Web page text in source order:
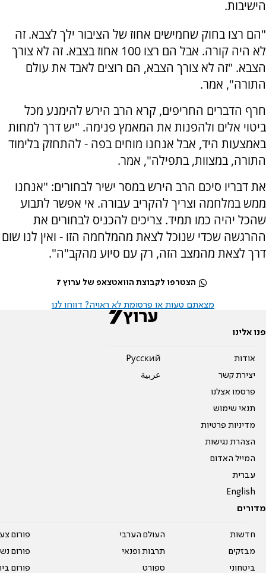
הישיבות.
"הם רצו בחוק שחמישים אחוז של הציבור ילך לצבא. זה
לא היה קורה. אבל הם רצו 100 אחוז בצבא. זה לא צורך
הצבא. "זה לא צורך הצבא, הם רוצים לאבד את עולם
התורה", אמר.
חרף הדברים החריפים, קרא הרב הירש להימנע מכל
ביטוי אלים ולהפנות את המאמץ פנימה. "יש דרך למחות
באמצעות היד, אבל אנחנו מוחים בפה - להתחזק בלימוד
התורה, במצוות, בתפילה", אמר.
את דבריו סיכם הרב הירש במסר ישיר לבחורים: "אנחנו
ממש במלחמה וצריך להקריב עבורה. אי אפשר לתבוע
שהכל יהיה כמו תמיד. צריכים להכניס לבחורים את
ההרגשה שכדי שנוכל לצאת מהמלחמה הזו - ואין לנו שום
דרך לצאת מהמצב הזה, רק עם סיוע מהקב"ה".
הצטרפו לקבוצת הוואטצאפ של ערוץ 7
מצאתם טעות או פרסומת לא ראויה? דווחו לנו
פנו אלינו
אודות
יצירת קשר
פרסמו אצלנו
תנאי שימוש
מדיניות פרטיות
הצהרת נגישות
המייל האדום
עברית
English
Pусский
عربية
מדורים
חדשות
מבזקים
ביטחוני
העולם הערבי
תרבות ופנאי
ספורט
פורום
פורום
פורום